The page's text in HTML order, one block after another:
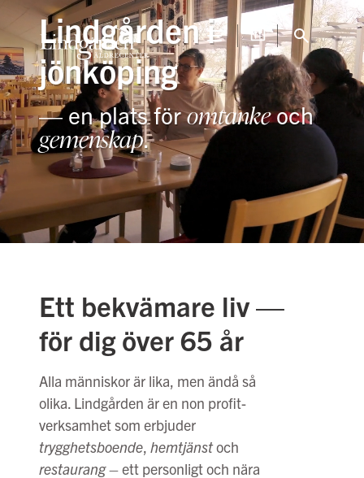
Lindgården i
jönköping
— en plats föromtankeoch
gemenskap.
Ett bekvämare liv —
för dig över 65 år
Alla människor är lika, men ändå så
olika. Lindgården är en non profit-
verksamhet som erbjuder
trygghetsboende, hemtjänstoch
restaurang– ett personligt och nära